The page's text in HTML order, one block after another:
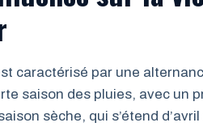
caractérisé par une
saison des pluies, avec un
sèche, qui s’étend